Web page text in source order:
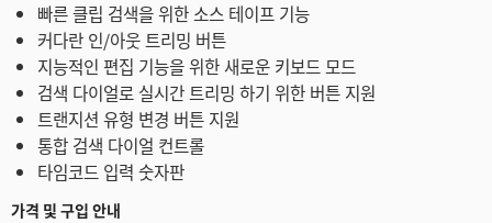
빠른 클립 검색을 위한 소스 테이프 기능
커다란 인/아웃 트리밍 버튼
지능적인 편집 기능을 위한 새로운 키보드 모드
검색 다이얼로 실시간 트리밍 하기 위한 버튼 지원
트랜지션 유형 변경 버튼 지원
통합 검색 다이얼 컨트롤
타임코드 입력 숫자판
가격 및 구입 안내